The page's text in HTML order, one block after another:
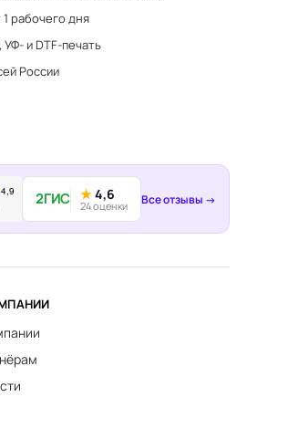
рабочего дня
и DTF-печать
России
2ГИС ★4,6
24 оценки Все отзывы →